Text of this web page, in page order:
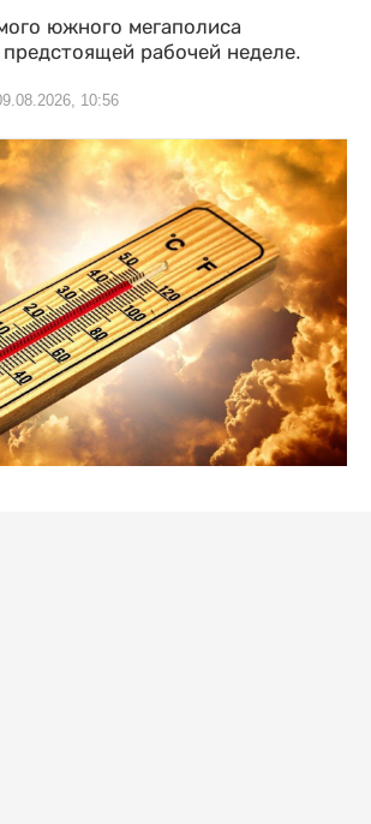
южного мегаполиса
предстоящей рабочей неделе.
10:56